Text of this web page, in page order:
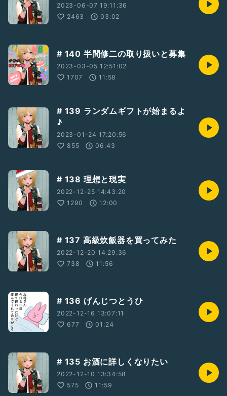
2023-06-07 19:11:36
2463
03:02
# 140 半間修二の取り扱いと募集
2023-03-05 12:51:02
1707
11:58
# 139 ランダムギフトが始まるよ
♪
2023-01-24 17:20:56
855
06:43
# 138 理想と現実
2022-12-25 14:43:20
1290
12:00
# 137 高級炊飯器を買ってみた
2022-12-20 14:29:36
738
11:56
# 136 げんじつとうひ
2022-12-16 13:07:11
677
01:24
# 135 お酒に詳しくなりたい
2022-12-10 13:34:58
575
11:59